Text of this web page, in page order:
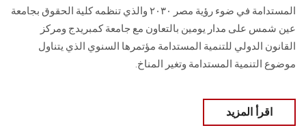
المستدامة في ضوء رؤية مصر ۲۰۳۰ والذي تنظمه كلية الحقوق بجامعة
عين شمس على مدار يومين بالتعاون مع جامعة كمبريدج ومركز
القانون الدولي للتنمية المستدامة مؤتمرها السنوي الذي يتناول
موضوع التنمية المستدامة وتغير المناخ.
اقرأ المزيد